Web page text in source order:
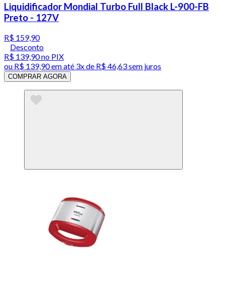
Liquidificador Mondial Turbo Full Black L-900-FB
Preto - 127V
R$ 159,90
Desconto
R$ 139,90no PIX
ou R$ 139,90em até 3x de R$ 46,63 sem juros
COMPRAR AGORA